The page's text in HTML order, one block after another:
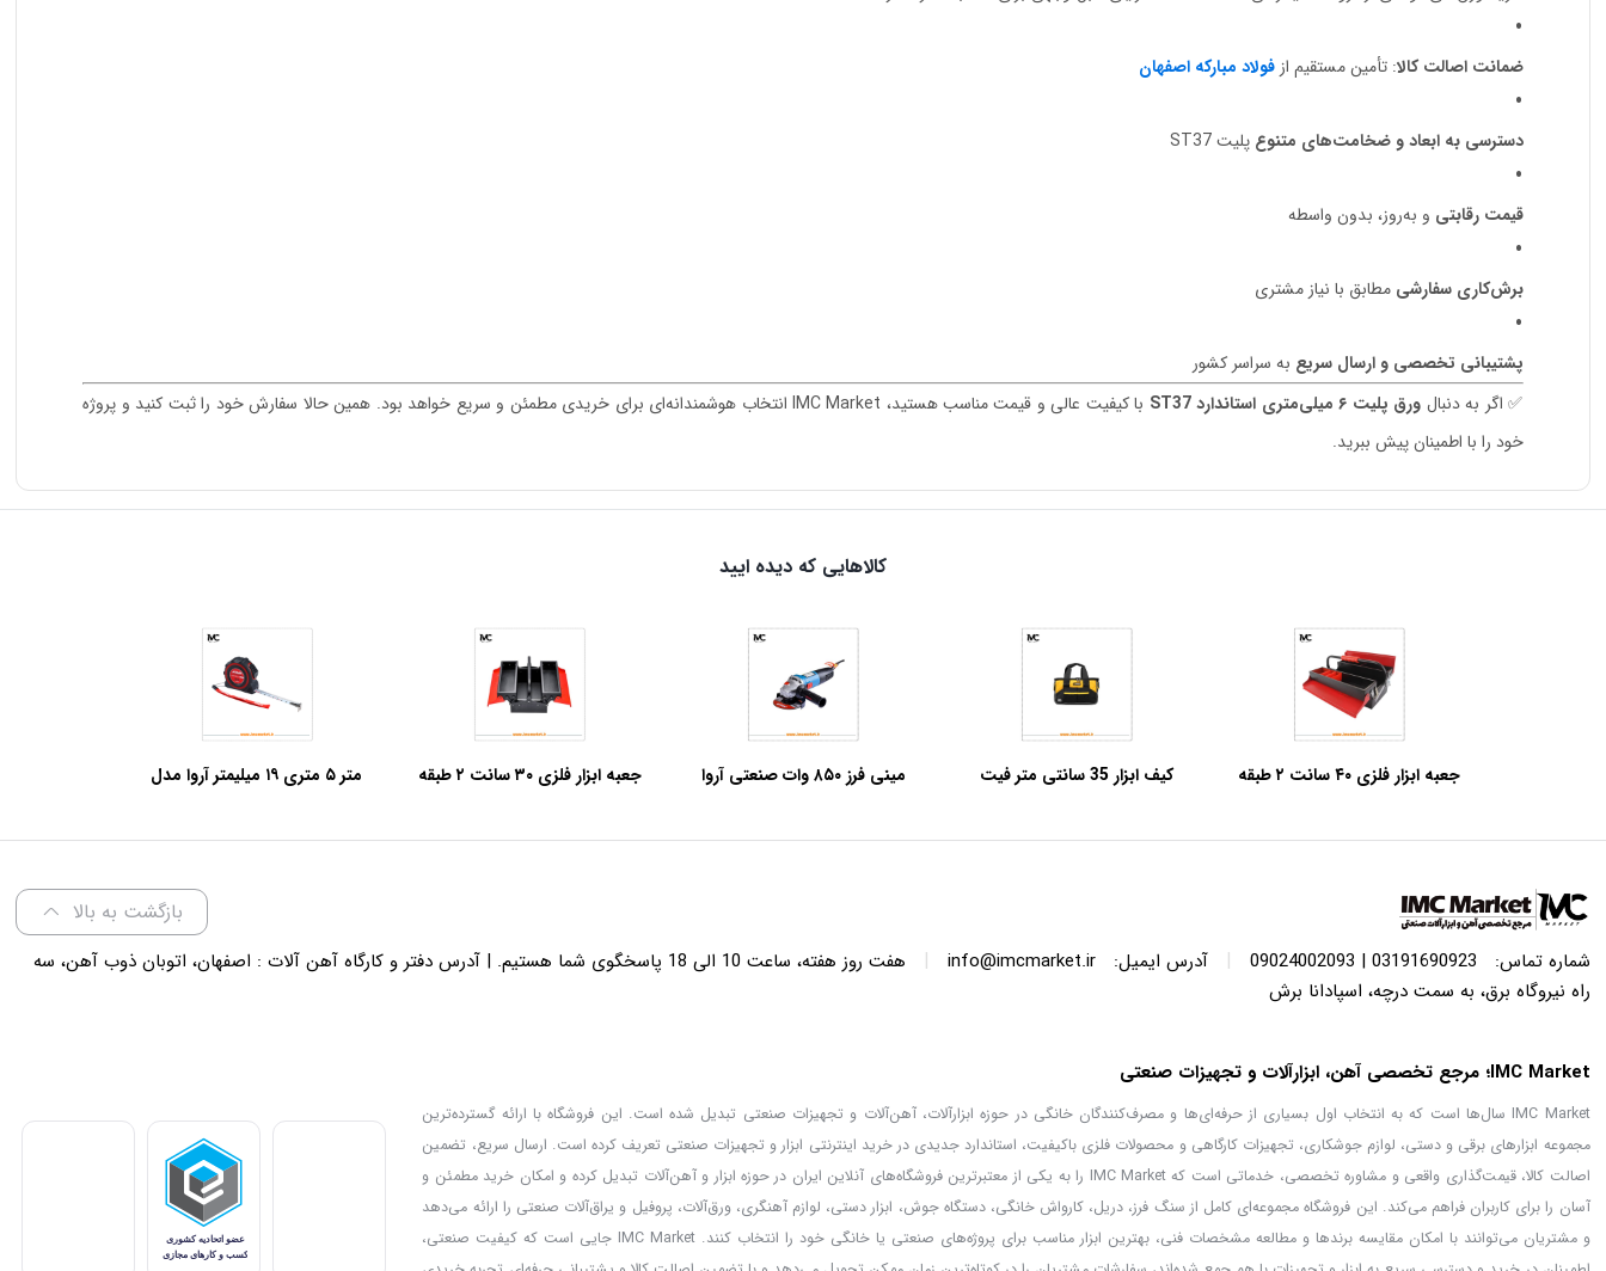
ضمانت اصالت کالا: تأمین مستقیم ازفولاد مبارکه اصفهان
دسترسی به ابعاد و ضخامت‌های متنوع پلیت ST37
قیمت رقابتی و به‌روز، بدون واسطه
برش‌کاری سفارشی مطابق با نیاز مشتری
پشتیبانی تخصصی و ارسال سریع به سراسر کشور
✅ اگر به دنبال ورق پلیت ۶ میلی‌متری استاندارد ST37
با کیفیت عالی و قیمت مناسب هستید، IMC Market انتخاب هوشمندانه‌ای برای خریدی مطمئن و سریع خواهد بود. همین حالا سفارش خود را ثبت کنید و پروژه
خود را با اطمینان پیش ببرید.
کالاهایی که دیده ایید
جعبه ابزار فلزی ۴۰ سانت ۲ طبقه
کیف ابزار 35 سانتی متر فیت
مینی فرز ۸۵۰ وات صنعتی آروا
جعبه ابزار فلزی ۳۰ سانت ۲ طبقه
متر ۵ متری ۱۹ میلیمتر آروا مدل
بازگشت به بالا
شماره تماس: 03191690923 | 09024002093
| آدرس ایمیل: info@imcmarket.ir
|
هفت روز هفته، ساعت 10 الی 18 پاسخگوی شما هستیم. | آدرس دفتر و کارگاه آهن آلات : اصفهان، اتوبان ذوب آهن، سه
راه نیروگاه برق، به سمت درچه، اسپادانا برش
IMC Market؛ مرجع تخصصی آهن، ابزارآلات و تجهیزات صنعتی
IMC Market سال‌ها است که به انتخاب اول بسیاری از حرفه‌ای‌ها و مصرف‌کنندگان خانگی در حوزه ابزارآلات، آهن‌آلات و تجهیزات صنعتی تبدیل شده است. این فروشگاه با ارائه گسترده‌ترین
مجموعه ابزارهای برقی و دستی، لوازم جوشکاری، تجهیزات کارگاهی و محصولات فلزی باکیفیت، استاندارد جدیدی در خرید اینترنتی ابزار و تجهیزات صنعتی تعریف کرده است. ارسال سریع، تضمین
اصالت کالا، قیمت‌گذاری واقعی و مشاوره تخصصی، خدماتی است که IMC Market را به یکی از معتبرترین فروشگاه‌های آنلاین ایران در حوزه ابزار و آهن‌آلات تبدیل کرده و امکان خرید مطمئن و
آسان را برای کاربران فراهم می‌کند. این فروشگاه مجموعه‌ای کامل از سنگ فرز، دریل، کارواش خانگی، دستگاه جوش، ابزار دستی، لوازم آهنگری، ورق‌آلات، پروفیل و یراق‌آلات صنعتی را ارائه می‌دهد
و مشتریان می‌توانند با امکان مقایسه برندها و مطالعه مشخصات فنی، بهترین ابزار مناسب برای پروژه‌های صنعتی یا خانگی خود را انتخاب کنند. IMC Market جایی است که کیفیت صنعتی،